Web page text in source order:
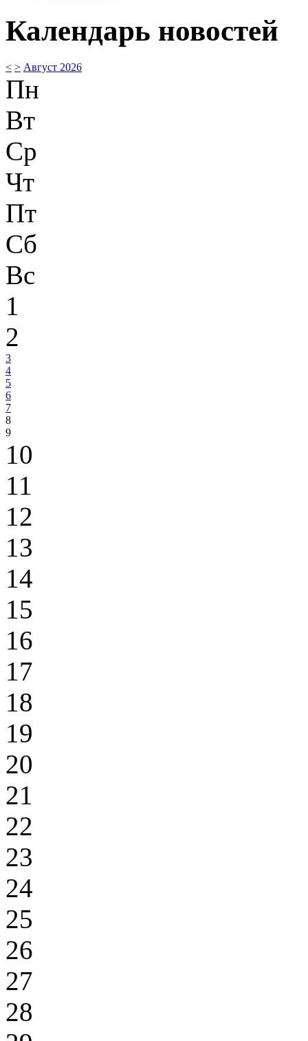
Календарь новостей
< > Август 2026
Пн
Вт
Ср
Чт
Пт
Сб
Вс
1
2
3
4
5
6
7
8
9
10
11
12
13
14
15
16
17
18
19
20
21
22
23
24
25
26
27
28